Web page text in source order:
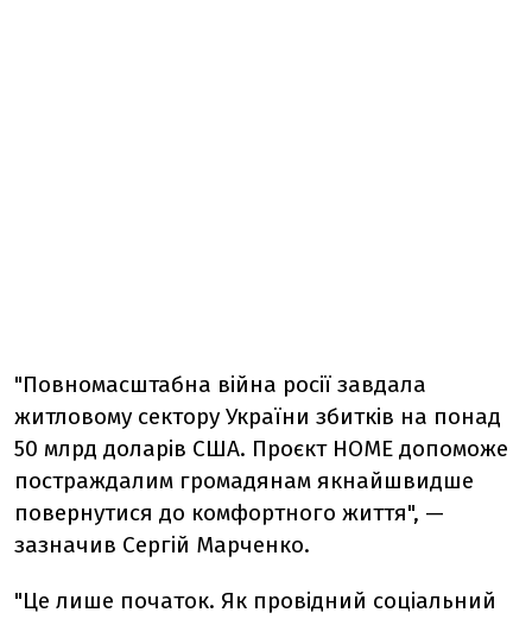
"Повномасштабна війна росії завдала
житловому сектору України збитків на понад
50 млрд доларів США. Проєкт HOME допоможе
постраждалим громадянам якнайшвидше
повернутися до комфортного життя", —
зазначив Сергій Марченко.
"Це лише початок. Як провідний соціальний